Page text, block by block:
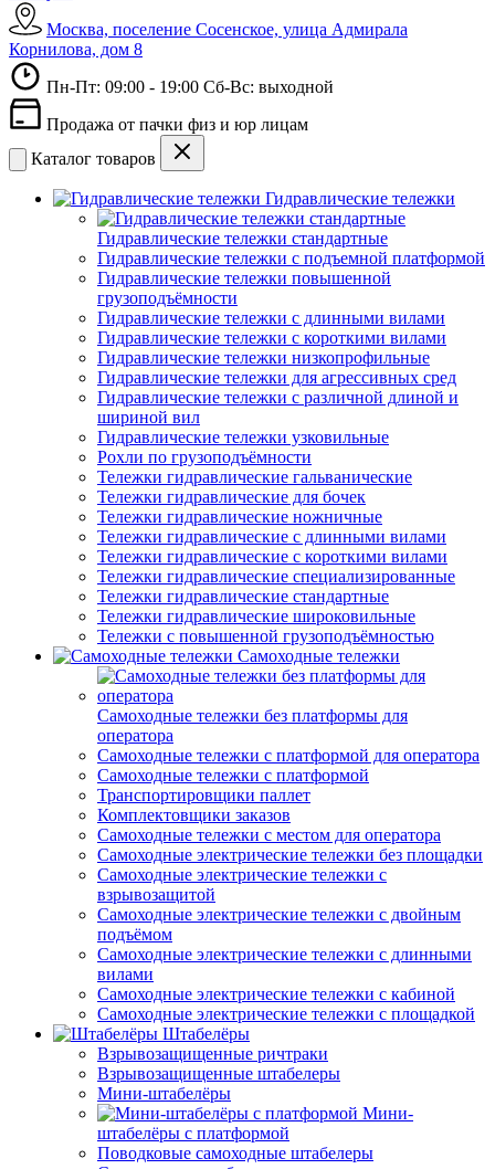
Москва, поселение Сосенское, улица Адмирала
Корнилова, дом 8
Пн-Пт: 09:00 - 19:00 Сб-Вс: выходной
Продажа от пачки физ и юр лицам
Каталог товаров
Гидравлические тележки
Гидравлические тележки стандартные
Гидравлические тележки с подъемной платформой
Гидравлические тележки повышенной
грузоподъёмности
Гидравлические тележки с длинными вилами
Гидравлические тележки с короткими вилами
Гидравлические тележки низкопрофильные
Гидравлические тележки для агрессивных сред
Гидравлические тележки с различной длиной и
шириной вил
Гидравлические тележки узковильные
Рохли по грузоподъёмности
Тележки гидравлические гальванические
Тележки гидравлические для бочек
Тележки гидравлические ножничные
Тележки гидравлические с длинными вилами
Тележки гидравлические с короткими вилами
Тележки гидравлические специализированные
Тележки гидравлические стандартные
Тележки гидравлические широковильные
Тележки с повышенной грузоподъёмностью
Самоходные тележки
Самоходные тележки без платформы для
оператора
Самоходные тележки с платформой для оператора
Самоходные тележки с платформой
Транспортировщики паллет
Комплектовщики заказов
Самоходные тележки с местом для оператора
Самоходные электрические тележки без площадки
Самоходные электрические тележки с
взрывозащитой
Самоходные электрические тележки с двойным
подъёмом
Самоходные электрические тележки с длинными
вилами
Самоходные электрические тележки с кабиной
Самоходные электрические тележки с площадкой
Штабелёры
Взрывозащищенные ричтраки
Взрывозащищенные штабелеры
Мини-штабелёры
Мини-
штабелёры с платформой
Поводковые самоходные штабелеры